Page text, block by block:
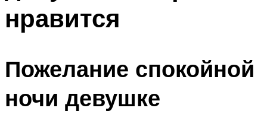
нравится
Пожелание спокойной
ночи девушке